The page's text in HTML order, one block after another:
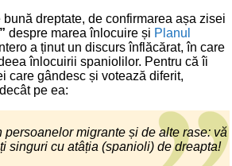
dreptate, de confirmarea așa zisei
despre marea înlocuire și Planul
a ținut un discurs înflăcărat, în care
înlocuirii spaniolilor. Pentru că îi
care gândesc și votează diferit,
pe ea:
persoanelor migrante și de alte rase: vă
singuri cu atâția (spanioli) de dreapta!